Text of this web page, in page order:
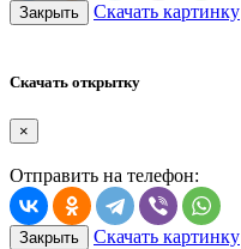
Закрыть Скачать картинку
Скачать открытку
×
Отправить на телефон:
Закрыть Скачать картинку